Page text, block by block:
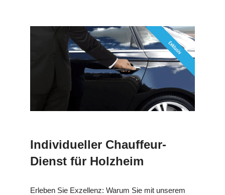
Individueller Chauffeur-
Dienst für Holzheim
Erleben Sie Exzellenz: Warum Sie mit unserem